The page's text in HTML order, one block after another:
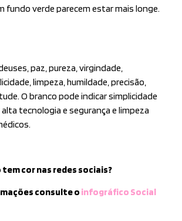
fundo verde parecem estar mais longe.
paz, pureza, virgindade,
limpeza, humildade, precisão,
O branco pode indicar simplicidade
tecnologia e segurança e limpeza
tem cor nas redes sociais?
consulte o infográfico Social